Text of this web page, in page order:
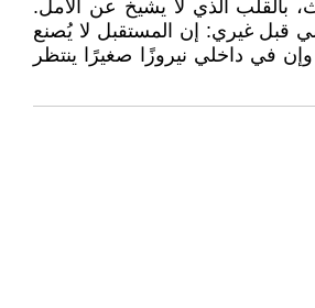
بالقلب الذي لا يشيخ عن الأمل.
قبل غيري: إن المستقبل لا يُصنع
وإن في داخلي نيروزًا صغيرًا ينتظر